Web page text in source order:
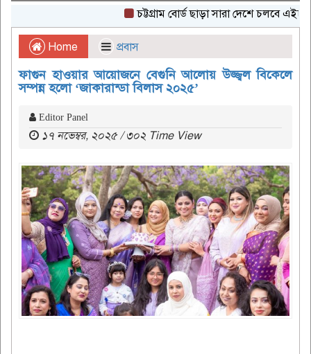
চট্টগ্রাম বোর্ড ছাড়া সারা দেশে চলবে এইচএসসি
Home প্রবাস
ফাগুন হাওয়ার আয়োজনে বেগুনি আলোয় উজ্জ্বল বিকেলে
সম্পন্ন হলো ‘জাকারান্ডা বিলাস ২০২৫’
Editor Panel
১৭ নভেম্বর, ২০২৫ / ৩০২ Time View